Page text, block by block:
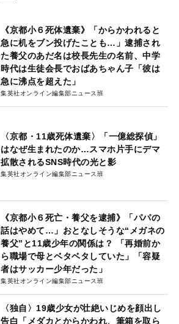
《京都小６死体遺棄》「からかわれると
急に机をブン投げたことも…」逮捕され
た養父のあだ名は校長先生の名前、中学
時代は生徒会長でおばあちゃん子「彼は
急に沸点を超えた」
集英社オンライン編集部ニュース班
〈京都・11歳死体遺棄〉「一億総探偵」
はなぜ生まれたのか…スマホ片手にデマ
拡散されるSNS時代の光と影
集英社オンライン編集部ニュース班
《京都小６死亡・養父を逮捕》「パパの
話はやめて…」おとなしそうな“メガネの
養父”と11歳少年の関係は？ 「再婚前か
ら職場で母とベタベタしていた」「容疑
者はサッカー少年だった」
集英社オンライン編集部ニュース班
〈独自〉19歳少女が壮絶いじめを顔出し
告白「メダカとからかわれ、筆箱を取ら